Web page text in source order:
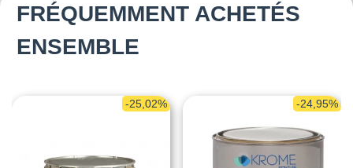
FRÉQUEMMENT ACHETÉS
ENSEMBLE
-25,02% -24,95%